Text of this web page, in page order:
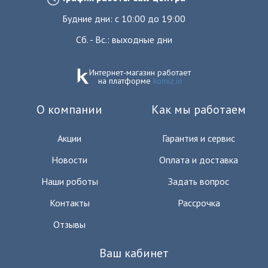
Будние дни: с 10:00 до 19:00
Сб. - Вс.: выходные дни
Интернет-магазин работает
на платформе komiz.io
О компании
Акции
Новости
Наши роботы
Контакты
Отзывы
Как мы работаем
Гарантия и сервис
Оплата и доставка
Задать вопрос
Рассрочка
Ваш кабинет